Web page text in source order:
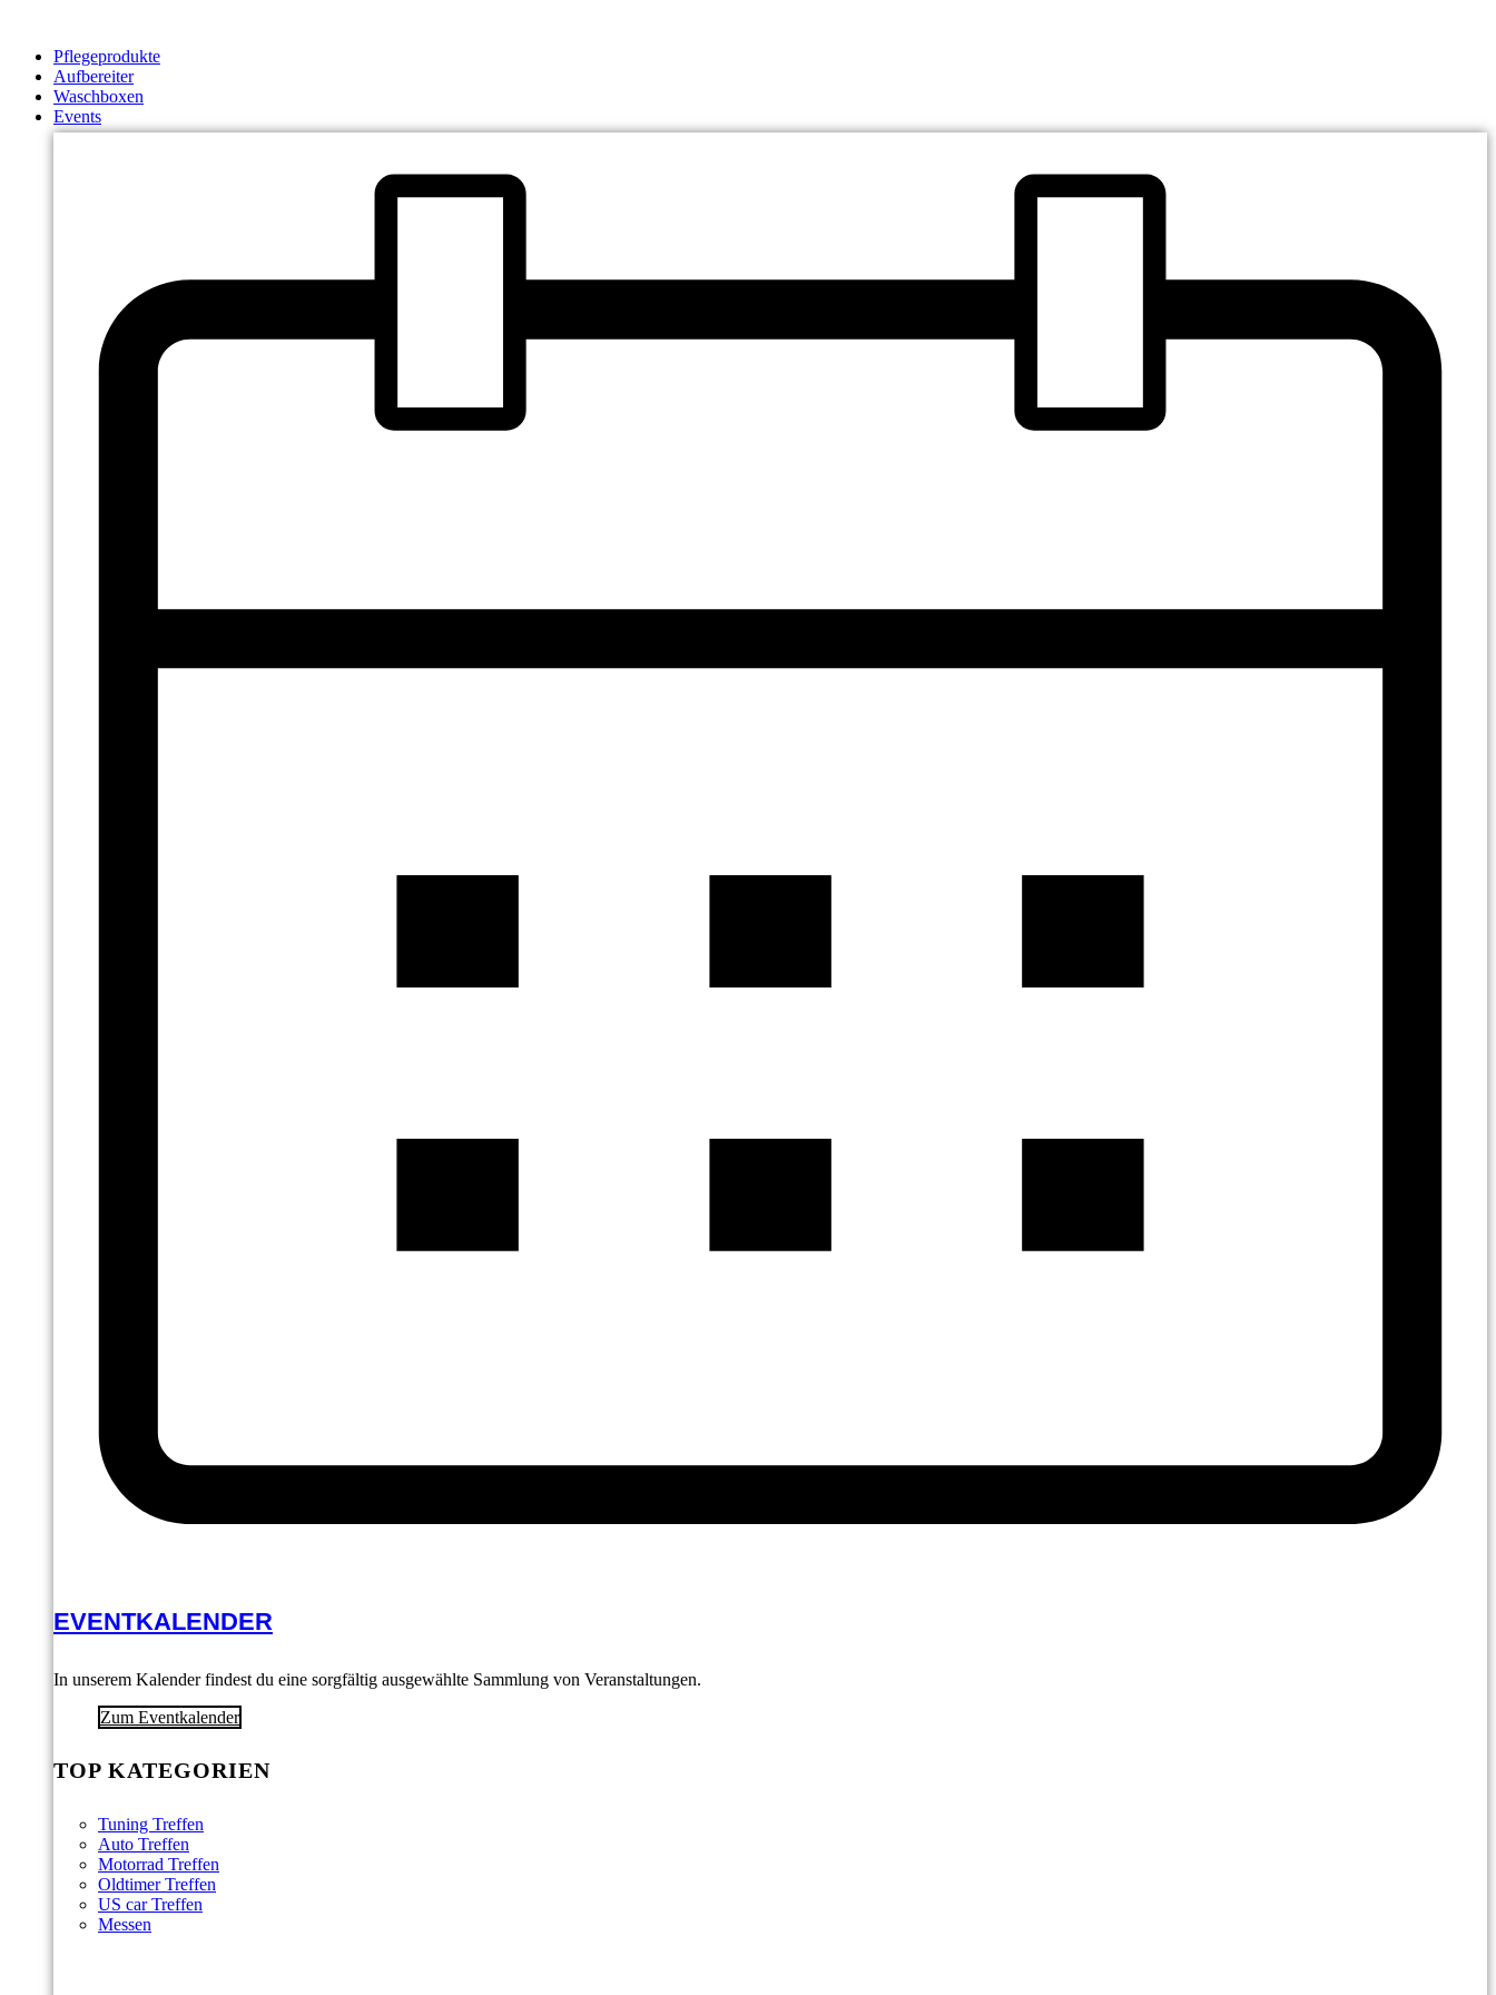
springenPflegeprodukte
Aufbereiter
Waschboxen
Events
EVENTKALENDER
In unserem Kalender findest du eine sorgfältig ausgewählte Sammlung von Veranstaltungen.
Zum Eventkalender
TOP KATEGORIEN
Tuning Treffen
Auto Treffen
Motorrad Treffen
Oldtimer Treffen
US car Treffen
Messen